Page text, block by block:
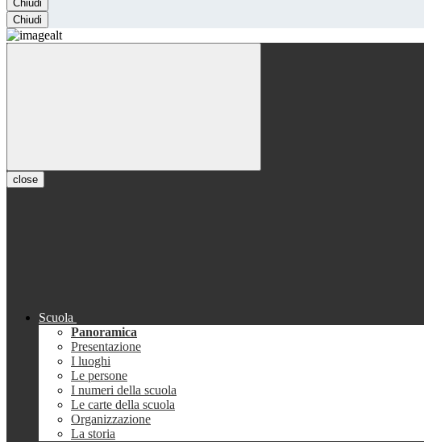
Chiudi
Chiudi
close
Scuola
Panoramica
Presentazione
I luoghi
Le persone
I numeri della scuola
Le carte della scuola
Organizzazione
La storia